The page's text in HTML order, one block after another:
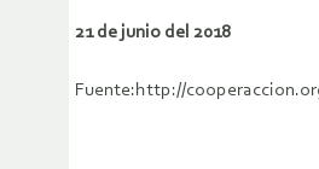
21 de junio del 2018
Fuente:http://